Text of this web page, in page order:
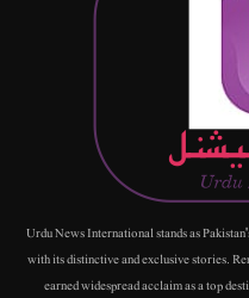
"Urdu News International stands as
with its distinctive and exclusive stories.
earned widespread acclaim as a top